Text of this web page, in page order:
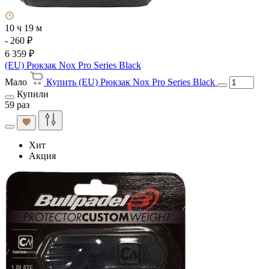
10 ч 19 м
- 260 ₽
6 359 ₽
(EU) Рюкзак Nox Pro Series Black
Мало
Купить (EU) Рюкзак Nox Pro Series Black
Купили
59 раз
Хит
Акция